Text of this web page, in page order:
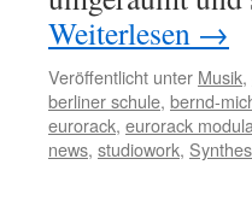
Weiterlesen →
Veröffentlicht unter Musik,
berliner schule, bernd-
eurorack, eurorack
news, studiowork,